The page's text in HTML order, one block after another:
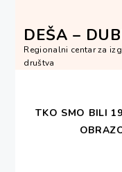
content
DEŠA –
Regionalni centar za
društva
TKO SMO BILI
„URBAN